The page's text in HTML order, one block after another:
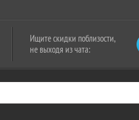
Ищите скидки поблизости,
не выходя из чата: